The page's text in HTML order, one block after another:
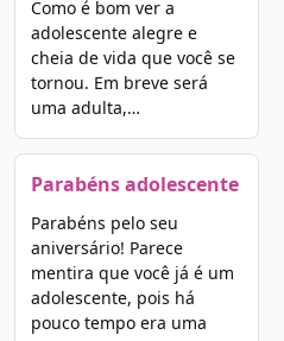
Como é bom ver a
adolescente alegre e
cheia de vida que você se
tornou. Em breve será
uma adulta,…
Parabéns adolescente
Parabéns pelo seu
aniversário! Parece
mentira que você já é um
adolescente, pois há
pouco tempo era uma